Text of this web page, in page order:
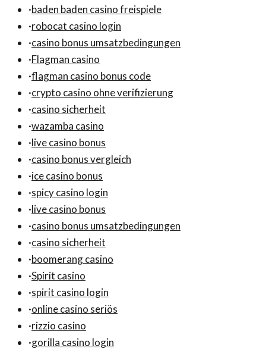
·baden baden casino freispiele
·robocat casino login
·casino bonus umsatzbedingungen
·Flagman casino
·flagman casino bonus code
·crypto casino ohne verifizierung
·casino sicherheit
·wazamba casino
·live casino bonus
·casino bonus vergleich
·ice casino bonus
·spicy casino login
·live casino bonus
·casino bonus umsatzbedingungen
·casino sicherheit
·boomerang casino
·Spirit casino
·spirit casino login
·online casino seriös
·rizzio casino
·gorilla casino login